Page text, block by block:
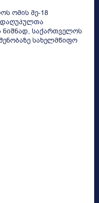
ომის მე-18
დაღუპულთა
ნიშნად, საქართველოს
სახელმწიფო